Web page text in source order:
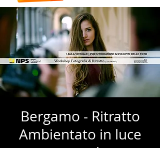
Bergamo - Ritratto
Ambientato in luce